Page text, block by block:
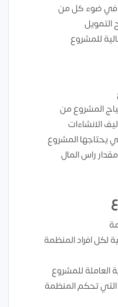
في ضوء كل من
للمشروع
المشروع من
الانشاءات
يحتاجها المشروع
راس المال
لكل افراد المنظمة
العاملة للمشروع
التي تحكم المنظمة